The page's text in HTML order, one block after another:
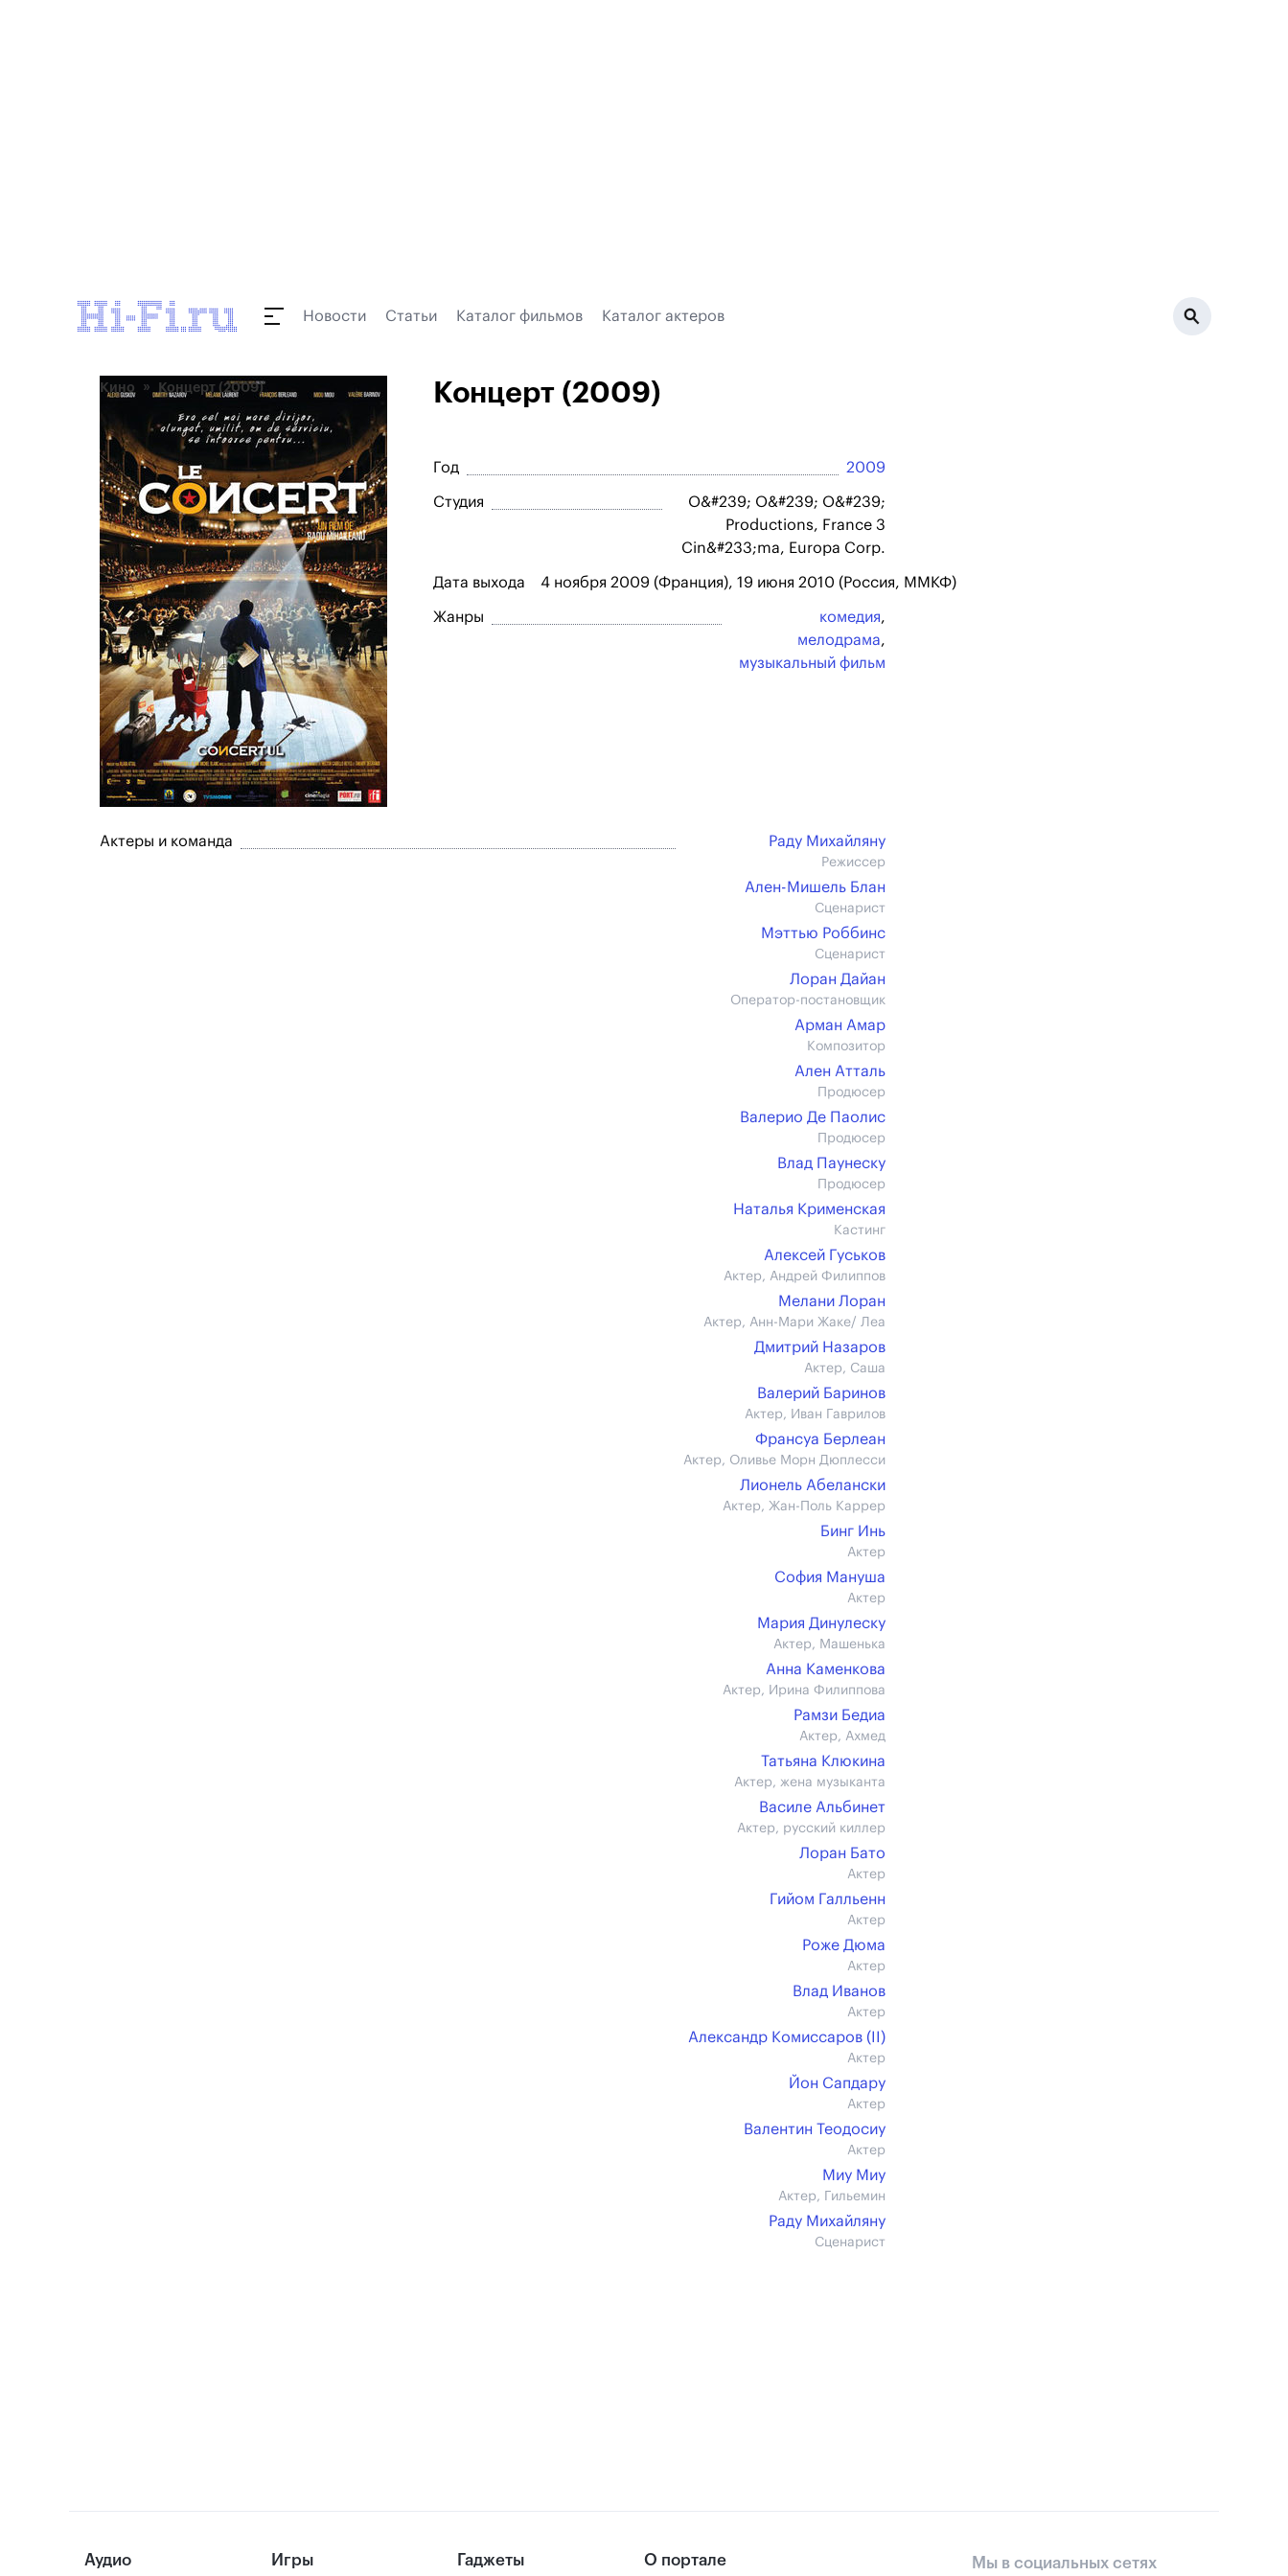
Новости Статьи Каталог фильмов Каталог актеров
Кино Концерт (2009) Концерт (2009)
Год 2009
Студия
O&#239; O&#239; O&#239;
Productions, France 3
Cin&#233;ma, Europa Corp.
Дата выхода 4 ноября 2009 (Франция), 19 июня 2010 (Россия, ММКФ)
Жанры комедия,
мелодрама,
музыкальный фильм
Актеры и команда Раду Михайляну
Режиссер
Ален-Мишель Блан
Сценарист
Мэттью Роббинс
Сценарист
Лоран Дайан
Оператор-постановщик
Арман Амар
Композитор
Ален Атталь
Продюсер
Валерио Де Паолис
Продюсер
Влад Паунеску
Продюсер
Наталья Крименская
Кастинг
Алексей Гуськов
Актер, Андрей Филиппов
Мелани Лоран
Актер, Анн-Мари Жаке/ Леа
Дмитрий Назаров
Актер, Саша
Валерий Баринов
Актер, Иван Гаврилов
Франсуа Берлеан
Актер, Оливье Морн Дюплесси
Лионель Абелански
Актер, Жан-Поль Каррер
Бинг Инь
Актер
София Мануша
Актер
Мария Динулеску
Актер, Машенька
Анна Каменкова
Актер, Ирина Филиппова
Рамзи Бедиа
Актер, Ахмед
Татьяна Клюкина
Актер, жена музыканта
Василе Альбинет
Актер, русский киллер
Лоран Бато
Актер
Гийом Галльенн
Актер
Роже Дюма
Актер
Влад Иванов
Актер
Александр Комиссаров (II)
Актер
Йон Сапдару
Актер
Валентин Теодосиу
Актер
Миу Миу
Актер, Гильемин
Раду Михайляну
Сценарист
Аудио Игры Гаджеты О портале Мы в социальных сетях